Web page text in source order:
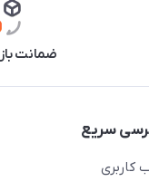
ضمانت
سریع
کاربری